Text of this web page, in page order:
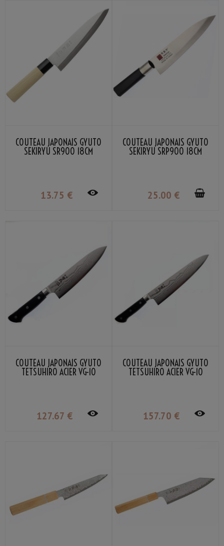
COUTEAU JAPONAIS GYUTO
SEKIRYU SR900 18CM
13.75 €
COUTEAU JAPONAIS GYUTO
SEKIRYU SRP900 18CM
25.00 €
COUTEAU JAPONAIS GYUTO
TETSUHIRO ACIER VG-10
127.67 €
COUTEAU JAPONAIS GYUTO
TETSUHIRO ACIER VG-10
157.70 €